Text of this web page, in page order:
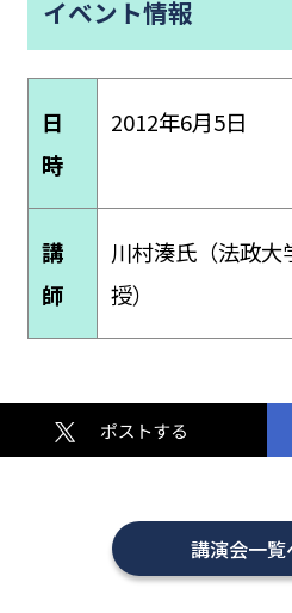
イベント情報
日
時
2012年6月5日
講
師
川村湊氏（法政
授）
講演会一覧